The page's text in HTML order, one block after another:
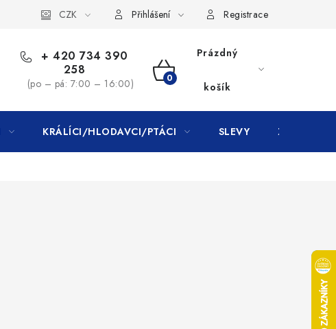
CZK Přihlášení Registrace
+ 420 734 390
258
(po – pá: 7:00 – 16:00)
NÁKUPNÍ
KOŠÍK
Prázdný
košík
KRÁLÍCI/HLODAVCI/PTÁCI SLEVY ZNAČKY